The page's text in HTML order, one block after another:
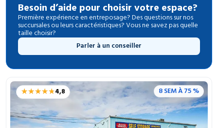
Besoin d’aide pour choisir votre espace?
Première expérience en entreposage? Des questions sur nos
succursales ou leurs caractéristiques? Vous ne savez pas quelle
taille choisir?
Parler à un conseiller
★★★★★
★★★★★4,8 8 SEM À 75 %